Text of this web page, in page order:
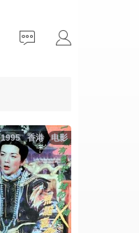
电影
香港
1995